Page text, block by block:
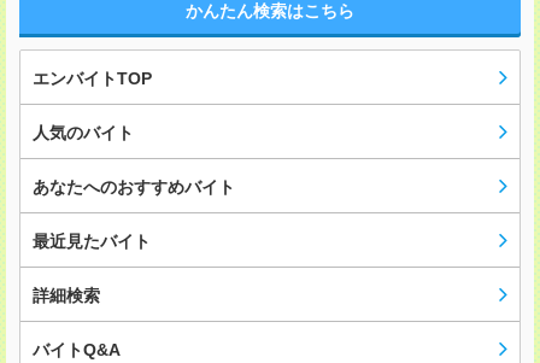
かんたん検索はこちら
エンバイトTOP
人気のバイト
あなたへのおすすめバイト
最近見たバイト
詳細検索
バイトQ&A